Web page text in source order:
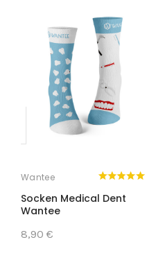
Wantee
Socken Medical Dent
Wantee
8,90 €